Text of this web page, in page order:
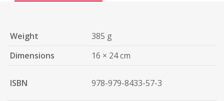
Weight
385 g
Dimensions
16 × 24 cm
ISBN 978-979-8433-57-3